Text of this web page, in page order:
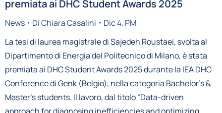
premiata ai DHC Student Awards 2025
News DiChiara Casalini
Dic 4, PM
La tesi di laurea magistrale di Sajedeh Roustaei, svolta al
Dipartimento di Energia del Politecnico di Milano, è stata
premiata ai DHC Student Awards 2025 durante la IEA DHC
Conference di Genk (Belgio), nella categoria Bachelor’s &
Master’s students. Il lavoro, dal titolo “Data-driven